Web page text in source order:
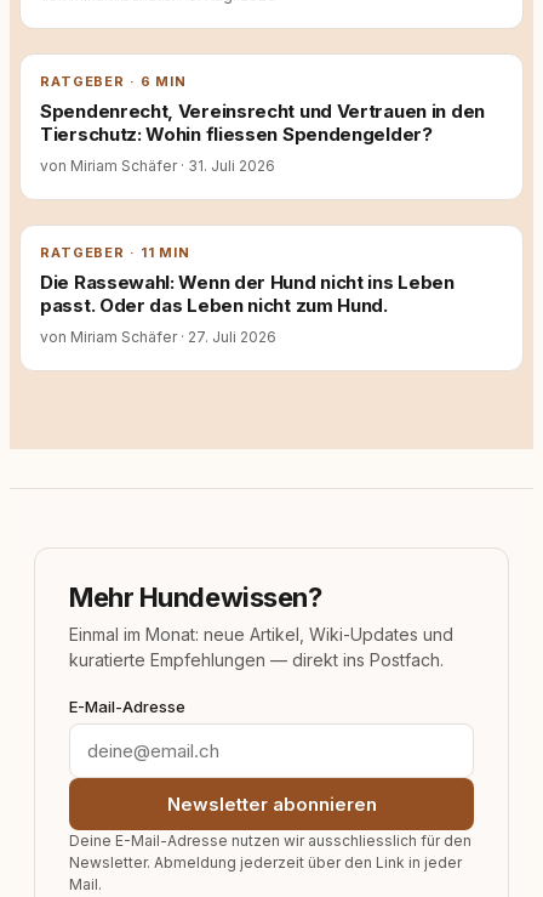
RATGEBER · 6 MIN
Spendenrecht, Vereinsrecht und Vertrauen in den
Tierschutz: Wohin fliessen Spendengelder?
von Miriam Schäfer · 31. Juli 2026
RATGEBER · 11 MIN
Die Rassewahl: Wenn der Hund nicht ins Leben
passt. Oder das Leben nicht zum Hund.
von Miriam Schäfer · 27. Juli 2026
Mehr Hundewissen?
Einmal im Monat: neue Artikel, Wiki-Updates und
kuratierte Empfehlungen — direkt ins Postfach.
E-Mail-Adresse
Newsletter abonnieren
Deine E-Mail-Adresse nutzen wir ausschliesslich für den
Newsletter. Abmeldung jederzeit über den Link in jeder
Mail.